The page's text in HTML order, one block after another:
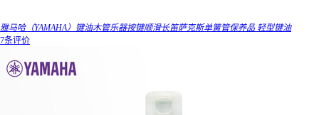
雅马哈（YAMAHA）键油木管乐器按键顺滑长笛萨克斯单簧管保养品 轻型键油
7条评价